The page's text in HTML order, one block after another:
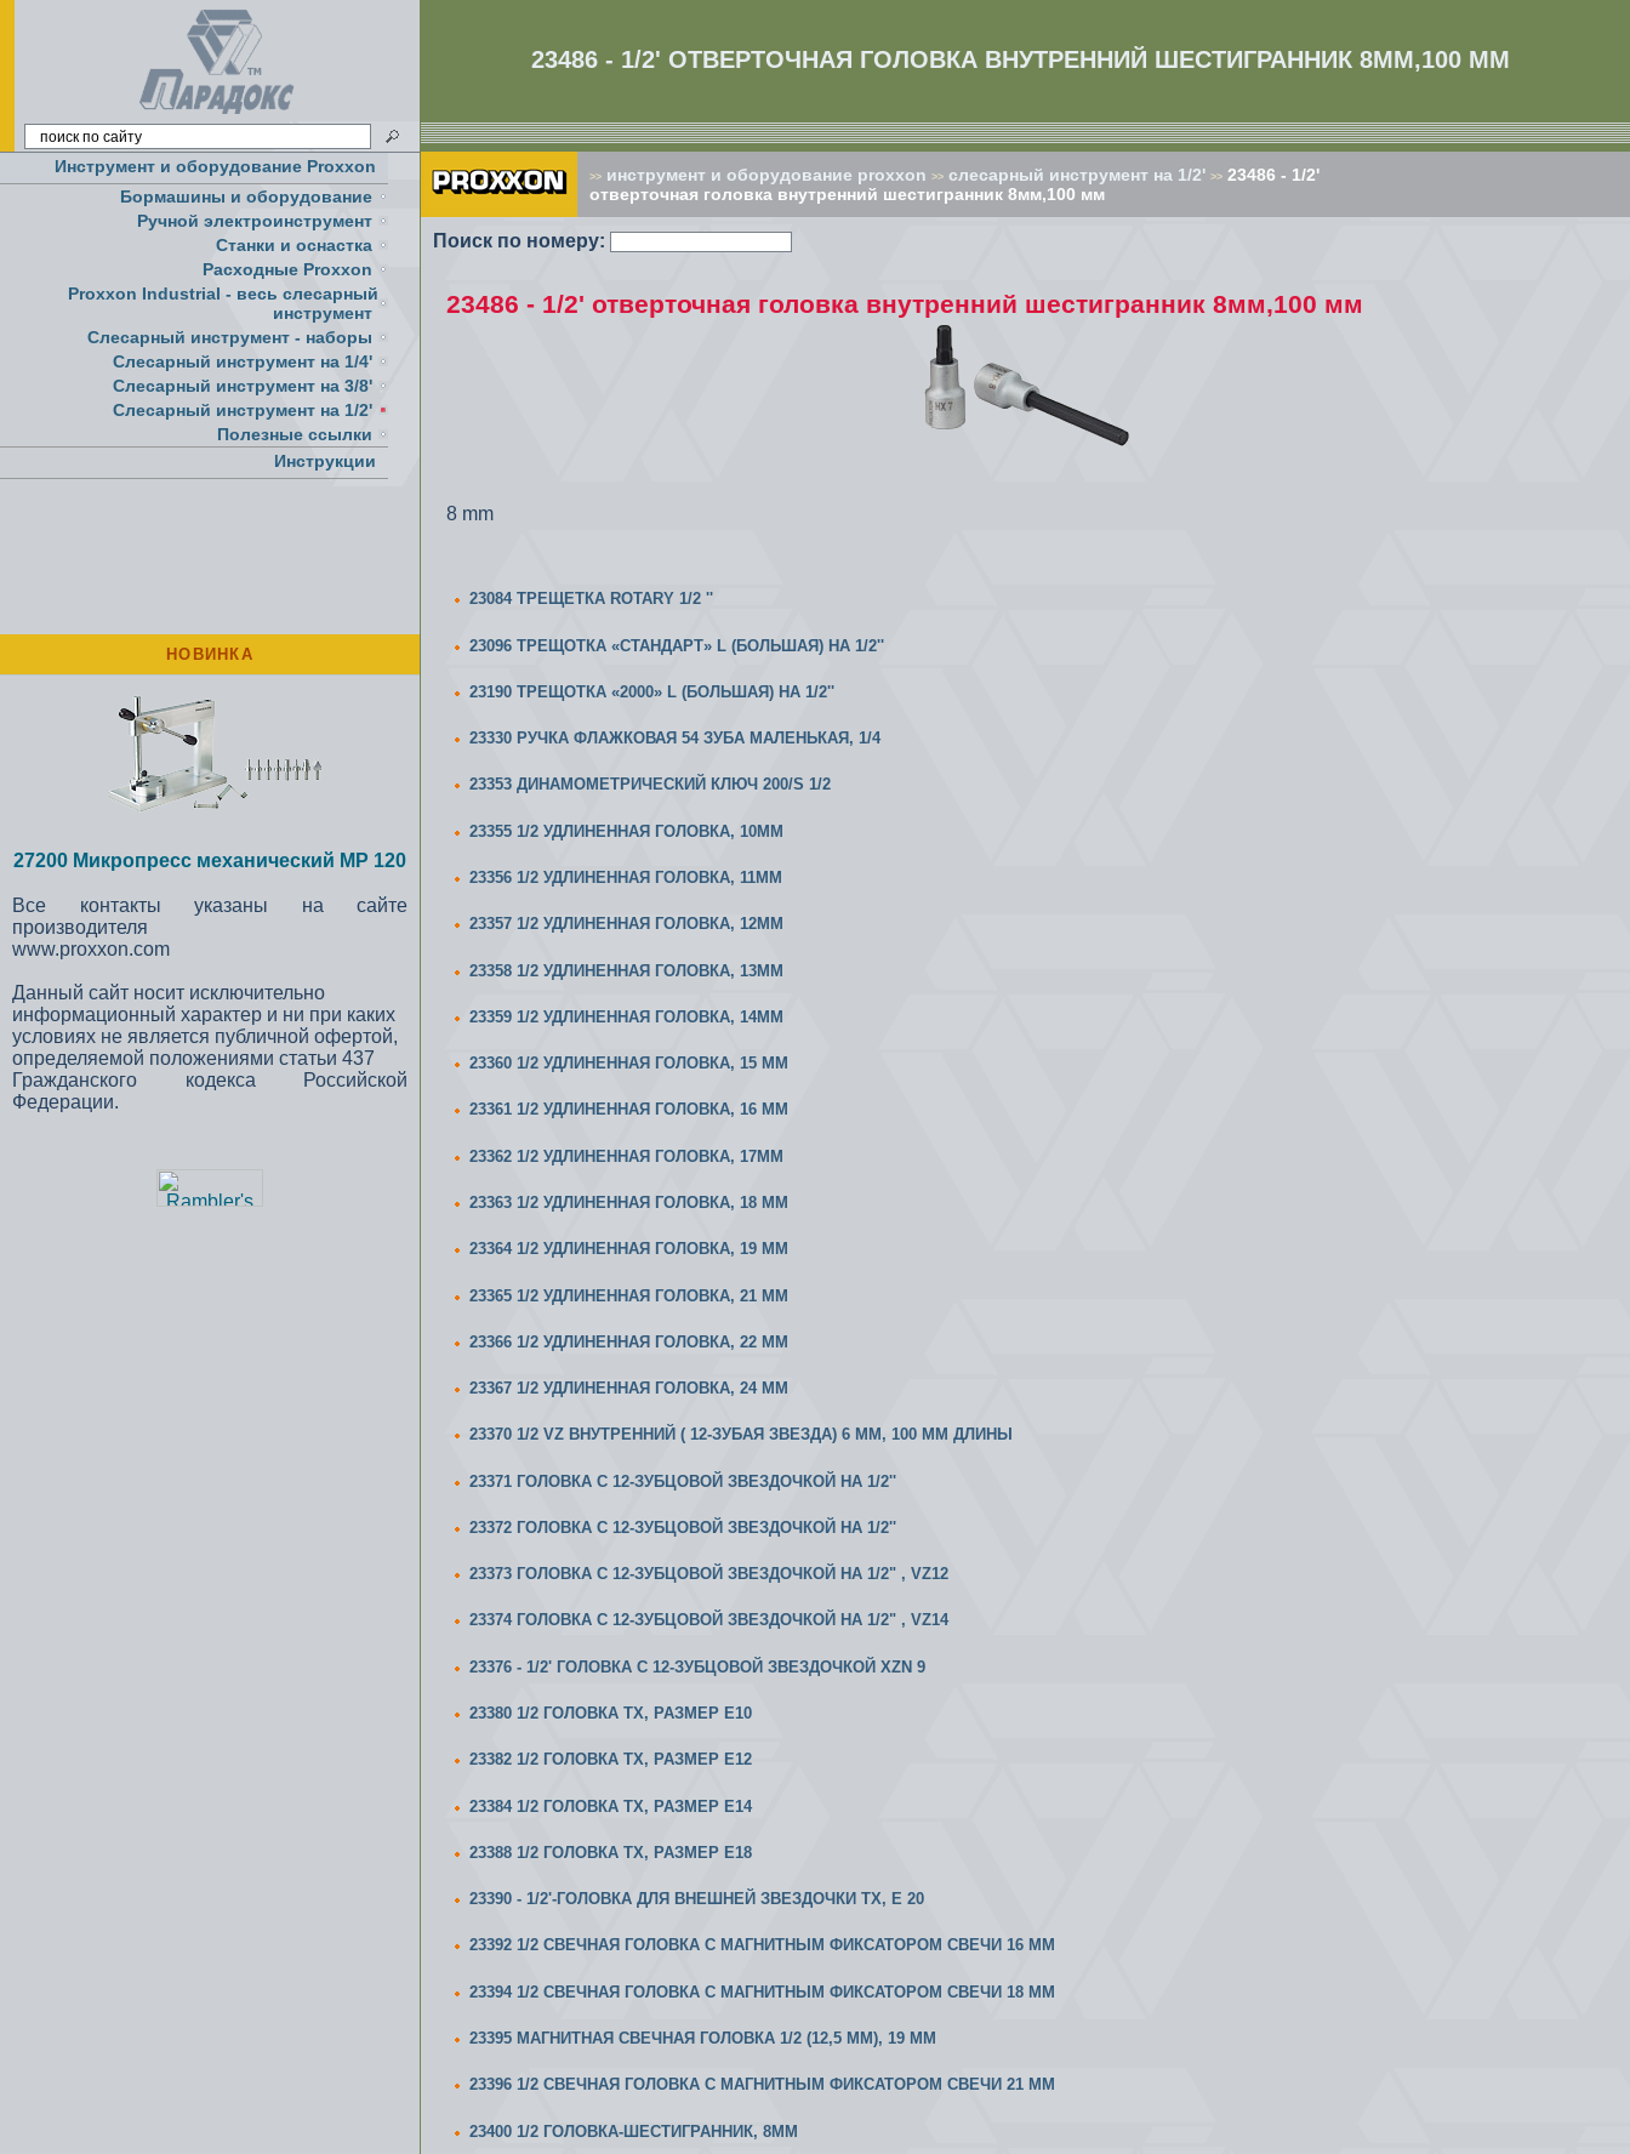
23486 - 1/2' ОТВЕРТОЧНАЯ ГОЛОВКА ВНУТРЕННИЙ ШЕСТИГРАННИК 8ММ,100 ММ
Инструмент и оборудование Proxxon
Бормашины и оборудование
Ручной электроинструмент
Cтанки и оснастка
Расходные Proxxon
Proxxon Industrial - весь слесарный
инструмент
Слесарный инструмент - наборы
Слесарный инструмент на 1/4'
Слесарный инструмент на 3/8'
Слесарный инструмент на 1/2'
Полезные ссылки
Инструкции
НОВИНКА
27200 Микропресс механический MP 120
Все контакты указаны на сайте
производителя
www.proxxon.com
Данный сайт носит исключительно
информационный характер и ни при каких
условиях не является публичной офертой,
определяемой положениями статьи 437
Гражданского кодекса Российской
Федерации.
>> инструмент и оборудование proxxon >> слесарный инструмент на 1/2' >> 23486 - 1/2'
отверточная головка внутренний шестигранник 8мм,100 мм
Поиск по номеру:
23486 - 1/2' отверточная головка внутренний шестигранник 8мм,100 мм
8 mm
23084 ТРЕЩЕТКА ROTARY 1/2 ''
23096 ТРЕЩОТКА «СТАНДАРТ» L (БОЛЬШАЯ) НА 1/2''
23190 ТРЕЩОТКА «2000» L (БОЛЬШАЯ) НА 1/2''
23330 РУЧКА ФЛАЖКОВАЯ 54 ЗУБА МАЛЕНЬКАЯ, 1/4
23353 ДИНАМОМЕТРИЧЕСКИЙ КЛЮЧ 200/S 1/2
23355 1/2 УДЛИНЕННАЯ ГОЛОВКА, 10ММ
23356 1/2 УДЛИНЕННАЯ ГОЛОВКА, 11ММ
23357 1/2 УДЛИНЕННАЯ ГОЛОВКА, 12ММ
23358 1/2 УДЛИНЕННАЯ ГОЛОВКА, 13ММ
23359 1/2 УДЛИНЕННАЯ ГОЛОВКА, 14ММ
23360 1/2 УДЛИНЕННАЯ ГОЛОВКА, 15 ММ
23361 1/2 УДЛИНЕННАЯ ГОЛОВКА, 16 ММ
23362 1/2 УДЛИНЕННАЯ ГОЛОВКА, 17ММ
23363 1/2 УДЛИНЕННАЯ ГОЛОВКА, 18 ММ
23364 1/2 УДЛИНЕННАЯ ГОЛОВКА, 19 ММ
23365 1/2 УДЛИНЕННАЯ ГОЛОВКА, 21 ММ
23366 1/2 УДЛИНЕННАЯ ГОЛОВКА, 22 ММ
23367 1/2 УДЛИНЕННАЯ ГОЛОВКА, 24 ММ
23370 1/2 VZ ВНУТРЕННИЙ ( 12-ЗУБАЯ ЗВЕЗДА) 6 ММ, 100 ММ ДЛИНЫ
23371 ГОЛОВКА С 12-ЗУБЦОВОЙ ЗВЕЗДОЧКОЙ НА 1/2''
23372 ГОЛОВКА С 12-ЗУБЦОВОЙ ЗВЕЗДОЧКОЙ НА 1/2''
23373 ГОЛОВКА С 12-ЗУБЦОВОЙ ЗВЕЗДОЧКОЙ НА 1/2" , VZ12
23374 ГОЛОВКА С 12-ЗУБЦОВОЙ ЗВЕЗДОЧКОЙ НА 1/2" , VZ14
23376 - 1/2' ГОЛОВКА С 12-ЗУБЦОВОЙ ЗВЕЗДОЧКОЙ XZN 9
23380 1/2 ГОЛОВКА ТХ, РАЗМЕР Е10
23382 1/2 ГОЛОВКА ТХ, РАЗМЕР Е12
23384 1/2 ГОЛОВКА ТХ, РАЗМЕР Е14
23388 1/2 ГОЛОВКА ТХ, РАЗМЕР Е18
23390 - 1/2'-ГОЛОВКА ДЛЯ ВНЕШНЕЙ ЗВЕЗДОЧКИ ТХ, E 20
23392 1/2 СВЕЧНАЯ ГОЛОВКА С МАГНИТНЫМ ФИКСАТОРОМ СВЕЧИ 16 ММ
23394 1/2 СВЕЧНАЯ ГОЛОВКА С МАГНИТНЫМ ФИКСАТОРОМ СВЕЧИ 18 ММ
23395 МАГНИТНАЯ СВЕЧНАЯ ГОЛОВКА 1/2 (12,5 ММ), 19 ММ
23396 1/2 СВЕЧНАЯ ГОЛОВКА С МАГНИТНЫМ ФИКСАТОРОМ СВЕЧИ 21 ММ
23400 1/2 ГОЛОВКА-ШЕСТИГРАННИК, 8ММ